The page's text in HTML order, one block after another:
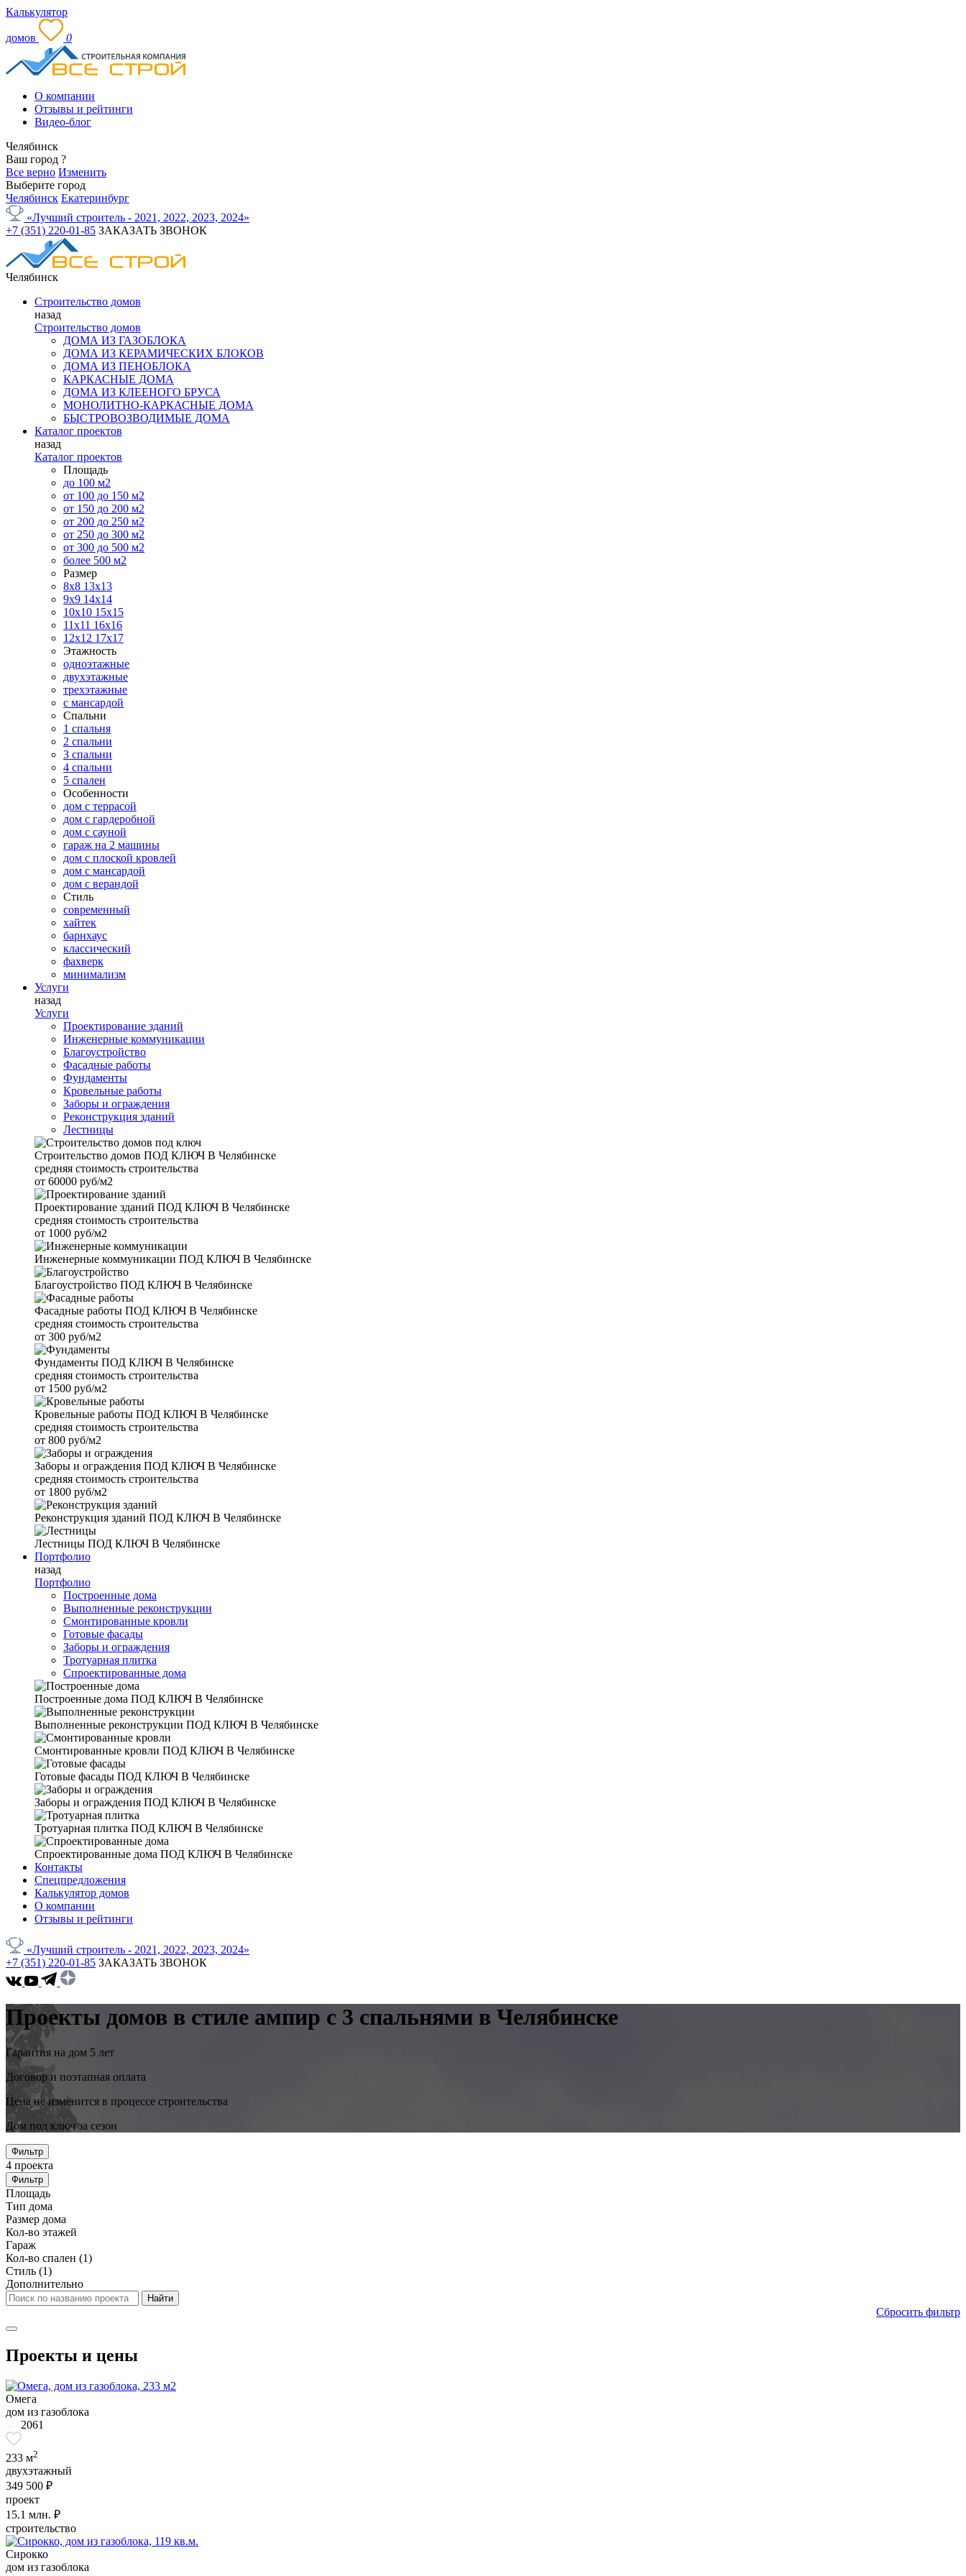
Калькулятор
домов 0
О компании
Отзывы и рейтинги
Видео-блог
Челябинск
Ваш город ?
Все верно Изменить
Выберите город
Челябинск Екатеринбург
«Лучший строитель - 2021, 2022, 2023, 2024»
+7 (351) 220-01-85 ЗАКАЗАТЬ ЗВОНОК
Челябинск
Строительство домов
назад
Строительство домов
ДОМА ИЗ ГАЗОБЛОКА
ДОМА ИЗ КЕРАМИЧЕСКИХ БЛОКОВ
ДОМА ИЗ ПЕНОБЛОКА
КАРКАСНЫЕ ДОМА
ДОМА ИЗ КЛЕЕНОГО БРУСА
МОНОЛИТНО-КАРКАСНЫЕ ДОМА
БЫСТРОВОЗВОДИМЫЕ ДОМА
Каталог проектов
назад
Каталог проектов
Площадь
до 100 м2
от 100 до 150 м2
от 150 до 200 м2
от 200 до 250 м2
от 250 до 300 м2
от 300 до 500 м2
более 500 м2
Размер
8х8 13х13
9х9 14х14
10х10 15х15
11x11 16х16
12х12 17х17
Этажность
одноэтажные
двухэтажные
трехэтажные
с мансардой
Спальни
1 спальня
2 спальни
3 спальни
4 спальни
5 спален
Особенности
дом с террасой
дом с гардеробной
дом с сауной
гараж на 2 машины
дом с плоской кровлей
дом с мансардой
дом с верандой
Стиль
современный
хайтек
барнхаус
классический
фахверк
минимализм
Услуги
назад
Услуги
Проектирование зданий
Инженерные коммуникации
Благоустройство
Фасадные работы
Фундаменты
Кровельные работы
Заборы и ограждения
Реконструкция зданий
Лестницы
Строительство домов ПОД КЛЮЧ В Челябинске
средняя стоимость строительства
от 60000 руб/м2
Проектирование зданий ПОД КЛЮЧ В Челябинске
средняя стоимость строительства
от 1000 руб/м2
Инженерные коммуникации ПОД КЛЮЧ В Челябинске
Благоустройство ПОД КЛЮЧ В Челябинске
Фасадные работы ПОД КЛЮЧ В Челябинске
средняя стоимость строительства
от 300 руб/м2
Фундаменты ПОД КЛЮЧ В Челябинске
средняя стоимость строительства
от 1500 руб/м2
Кровельные работы ПОД КЛЮЧ В Челябинске
средняя стоимость строительства
от 800 руб/м2
Заборы и ограждения ПОД КЛЮЧ В Челябинске
средняя стоимость строительства
от 1800 руб/м2
Реконструкция зданий ПОД КЛЮЧ В Челябинске
Лестницы ПОД КЛЮЧ В Челябинске
Портфолио
назад
Портфолио
Построенные дома
Выполненные реконструкции
Смонтированные кровли
Готовые фасады
Заборы и ограждения
Тротуарная плитка
Спроектированные дома
Построенные дома ПОД КЛЮЧ В Челябинске
Выполненные реконструкции ПОД КЛЮЧ В Челябинске
Смонтированные кровли ПОД КЛЮЧ В Челябинске
Готовые фасады ПОД КЛЮЧ В Челябинске
Заборы и ограждения ПОД КЛЮЧ В Челябинске
Тротуарная плитка ПОД КЛЮЧ В Челябинске
Спроектированные дома ПОД КЛЮЧ В Челябинске
Контакты
Спецпредложения
Калькулятор домов
О компании
Отзывы и рейтинги
«Лучший строитель - 2021, 2022, 2023, 2024»
+7 (351) 220-01-85 ЗАКАЗАТЬ ЗВОНОК
Проекты домов в стиле ампир с 3 спальнями в Челябинске
Гарантия на дом 5 лет
Договор и поэтапная оплата
Цена не изменится в процессе строительства
Дом под ключ за сезон
Фильтр
4 проекта
Фильтр
Площадь
Тип дома
Размер дома
Кол-во этажей
Гараж
Кол-во спален (1)
Стиль (1)
Дополнительно
Сбросить фильтр
Проекты и цены
Омега
дом из газоблока
2061
233 м2
двухэтажный
349 500 ₽
проект
15.1 млн. ₽
строительство
Сирокко
дом из газоблока